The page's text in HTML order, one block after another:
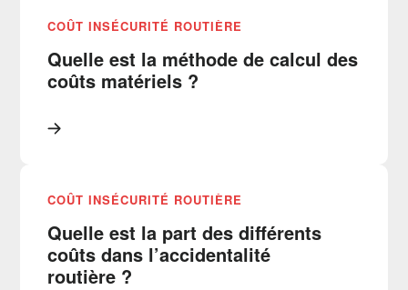
COÛT INSÉCURITÉ ROUTIÈRE
Quelle est la méthode de calcul des
coûts matériels ?
COÛT INSÉCURITÉ ROUTIÈRE
Quelle est la part des différents
coûts dans l’accidentalité
routière ?